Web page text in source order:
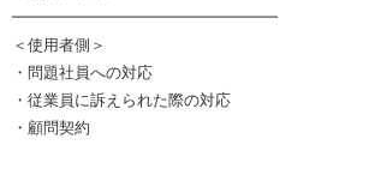
━━━━━━━━━━━━━━━━━
＜使用者側＞
・問題社員への対応
・従業員に訴えられた際の対応
・顧問契約